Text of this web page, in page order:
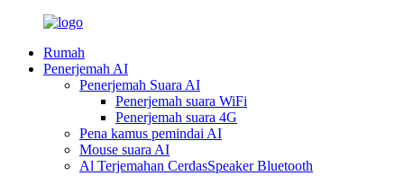
Rumah
Penerjemah AI
Penerjemah Suara AI
Penerjemah suara WiFi
Penerjemah suara 4G
Pena kamus pemindai AI
Mouse suara AI
Al Terjemahan CerdasSpeaker Bluetooth